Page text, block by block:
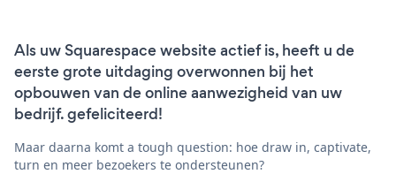
Als uw Squarespace website actief is, heeft u de
eerste grote uitdaging overwonnen bij het
opbouwen van de online aanwezigheid van uw
bedrijf. gefeliciteerd!
Maar daarna komt a tough question: hoe draw in, captivate,
turn en meer bezoekers te ondersteunen?